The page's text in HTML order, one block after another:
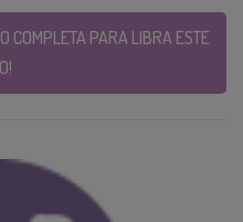
COMPLETA PARA LIBRA ESTE